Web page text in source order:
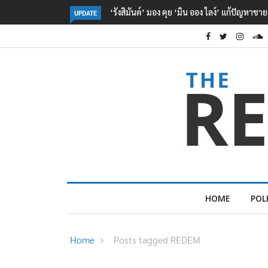
UPDATE ‘รังสิมันต์’ มอง คุย ‘มิน ออง ไลง์’ แก้ปัญหาช
HOME
Home Posts tagged REDEM